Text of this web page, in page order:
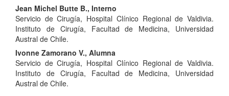
Jean Michel Butte B., Interno
Servicio de Cirugía, Hospital Clínico Regional de Valdivia.
Instituto de Cirugía, Facultad de Medicina, Universidad
Austral de Chile.
Ivonne Zamorano V., Alumna
Servicio de Cirugía, Hospital Clínico Regional de Valdivia.
Instituto de Cirugía, Facultad de Medicina, Universidad
Austral de Chile.